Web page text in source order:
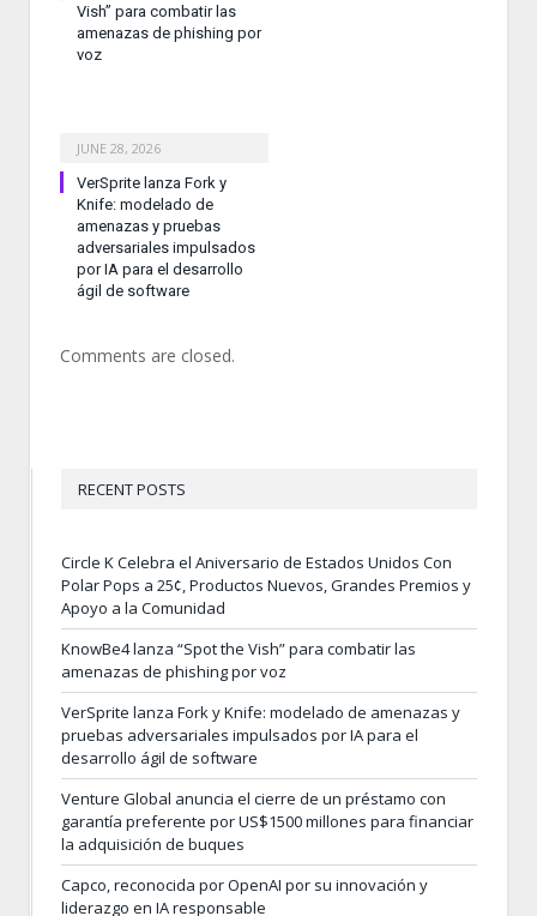
Vish” para combatir las
amenazas de phishing por
voz
JUNE 28, 2026
VerSprite lanza Fork y
Knife: modelado de
amenazas y pruebas
adversariales impulsados
por IA para el desarrollo
ágil de software
Comments are closed.
RECENT POSTS
Circle K Celebra el Aniversario de Estados Unidos Con
Polar Pops a 25¢, Productos Nuevos, Grandes Premios y
Apoyo a la Comunidad
KnowBe4 lanza “Spot the Vish” para combatir las
amenazas de phishing por voz
VerSprite lanza Fork y Knife: modelado de amenazas y
pruebas adversariales impulsados por IA para el
desarrollo ágil de software
Venture Global anuncia el cierre de un préstamo con
garantía preferente por US$1500 millones para financiar
la adquisición de buques
Capco, reconocida por OpenAI por su innovación y
liderazgo en IA responsable